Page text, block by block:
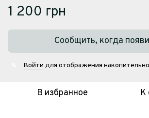
1 200 грн
Сообщить, когда
Войти для отображения
В избранное К